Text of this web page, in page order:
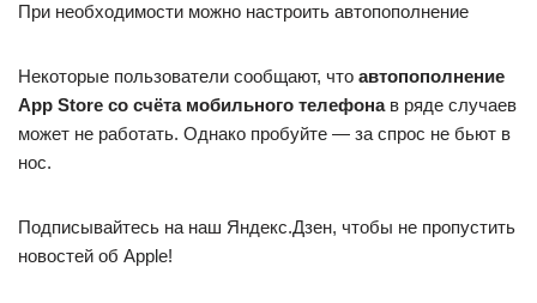
При необходимости можно настроить автопополнение
Некоторые пользователи сообщают, что автопополнение
App Store со счёта мобильного телефонав ряде случаев
может не работать. Однако пробуйте — за спрос не бьют в
нос.
Подписывайтесь на наш Яндекс.Дзен, чтобы не пропустить
новостей об Apple!